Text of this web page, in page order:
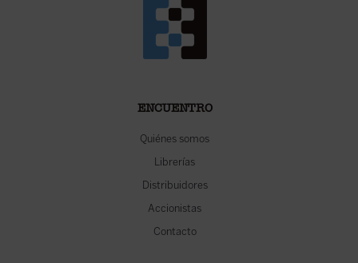
ENCUENTRO
Quiénes somos
Librerías
Distribuidores
Accionistas
Contacto